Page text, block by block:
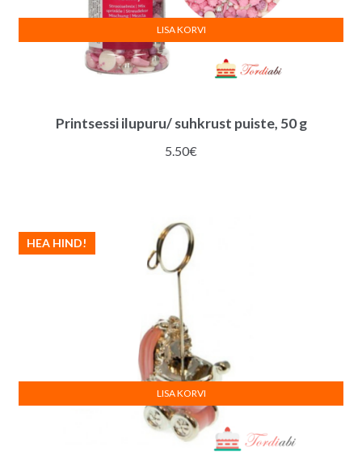
Printsessi ilupuru/ suhkrust puiste, 50 g
5.50€
LISA KORVI
HEA HIND!
LISA KORVI